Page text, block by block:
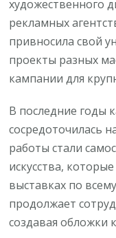
художественного
рекламных
привносила свой
проекты разных
кампании для
В последние годы
сосредоточилась
работы стали
искусства,
выставках по
продолжает
создавая обложки